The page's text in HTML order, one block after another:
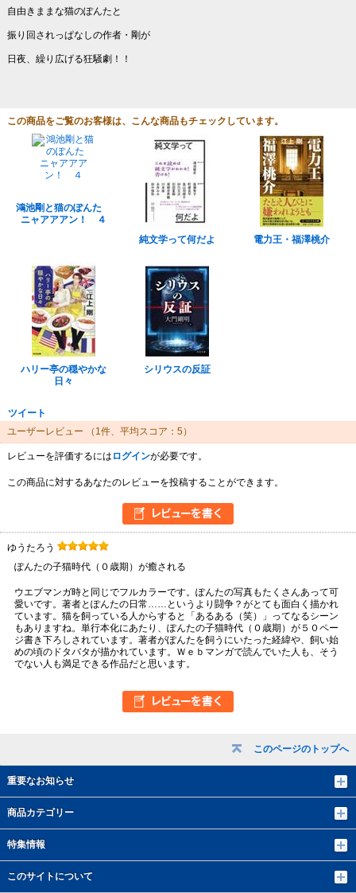
このページのトップへ
重要なお知らせ
商品カテゴリー
特集情報
このサイトについて
自由きままな猫のぽんたと
振り回されっぱなしの作者・剛が
日夜、繰り広げる狂騒劇！！
この商品をご覧のお客様は、こんな商品もチェックしています。
鴻池剛と猫のぽんた
ニャアアアン！ ４
純文学って何だよ
電力王・福澤桃介
ハリー亭の穏やかな
日々
シリウスの反証
ツイート
ユーザーレビュー
（1件、平均スコア：5）
レビューを評価するには ログインが必要です。
この商品に対するあなたのレビューを投稿することができます。
ゆうたろう
ぽんたの子猫時代（０歳期）が癒される
ウエブマンガ時と同じでフルカラーです。ぽんたの写真もたくさんあって可
愛いです。著者とぽんたの日常……というより闘争？がとても面白く描かれ
ています。猫を飼っている人からすると「あるある（笑）」ってなるシーン
もありますね。単行本化にあたり、ぽんたの子猫時代（０歳期）が５０ペー
ジ書き下ろしされています。著者がぽんたを飼うにいたった経緯や、飼い始
めの頃のドタバタが描かれています。Ｗｅｂマンガで読んでいた人も、そう
でない人も満足できる作品だと思います。